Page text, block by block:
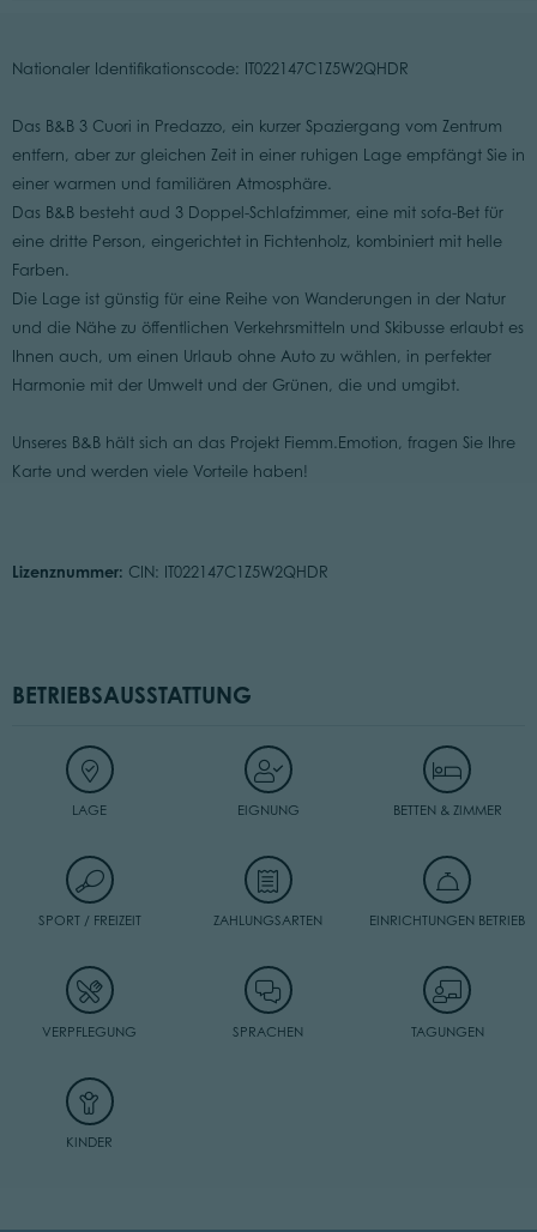
Nationaler Identifikationscode: IT022147C1Z5W2QHDR
Das B&B 3 Cuori in Predazzo, ein kurzer Spaziergang vom Zentrum
entfern, aber zur gleichen Zeit in einer ruhigen Lage empfängt Sie in
einer warmen und familiären Atmosphäre.
Das B&B besteht aud 3 Doppel-Schlafzimmer, eine mit sofa-Bet für
eine dritte Person, eingerichtet in Fichtenholz, kombiniert mit helle
Farben.
Die Lage ist günstig für eine Reihe von Wanderungen in der Natur
und die Nähe zu öffentlichen Verkehrsmitteln und Skibusse erlaubt es
Ihnen auch, um einen Urlaub ohne Auto zu wählen, in perfekter
Harmonie mit der Umwelt und der Grünen, die und umgibt.
Unseres B&B hält sich an das Projekt Fiemm.Emotion, fragen Sie Ihre
Karte und werden viele Vorteile haben!
Lizenznummer: CIN: IT022147C1Z5W2QHDR
BETRIEBSAUSSTATTUNG
LAGE EIGNUNG BETTEN & ZIMMER
SPORT / FREIZEIT ZAHLUNGSARTEN EINRICHTUNGEN BETRIEB
VERPFLEGUNG SPRACHEN TAGUNGEN
KINDER